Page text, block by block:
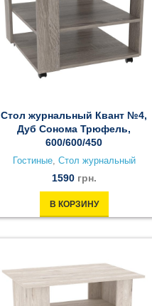
Стол журнальный Квант №4,
Дуб Сонома Трюфель,
600/600/450
Гостиные, Стол журнальный
1590 грн.
В КОРЗИНУ